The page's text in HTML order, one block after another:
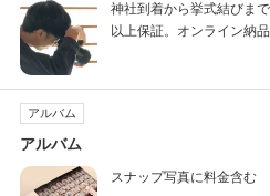
神社到着から挙式結びま
以上保証。オンライン納品
アルバム
アルバム
スナップ写真に料金含む